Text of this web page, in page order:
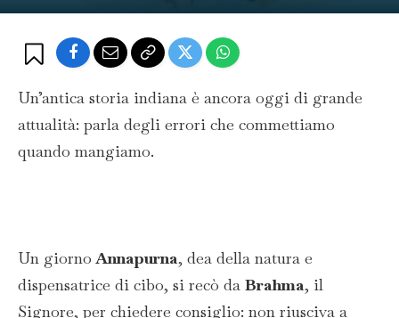
Un’antica storia indiana è ancora oggi di grande
attualità: parla degli errori che commettiamo
quando mangiamo.
Un giornoAnnapurna, dea della natura e
dispensatrice di cibo, si recò da Brahma, il
Signore, per chiedere consiglio: non riusciva a